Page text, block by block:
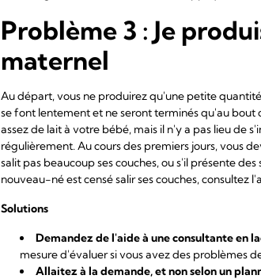
Problème 3 : Je
maternel
Au départ, vous ne produirez qu'une petite
se font lentement et ne seront terminés qu'au
assez de lait à votre bébé, mais il n'y a pas lieu de
régulièrement. Au cours des premiers jours, vous
salit pas beaucoup ses couches, ou s'il présente
nouveau-né est censé salir ses couches, consultez
Solutions
Demandez de l'aide à une consultante en
mesure d'évaluer si vous avez des problèmes
Allaitez à la demande, et non selon un